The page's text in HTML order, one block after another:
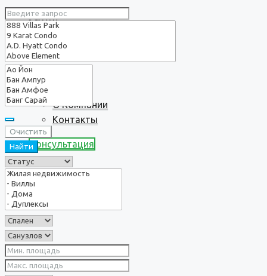
Услуги
О нас
О Компании
Контакты
Консультация
Очистить
Найти